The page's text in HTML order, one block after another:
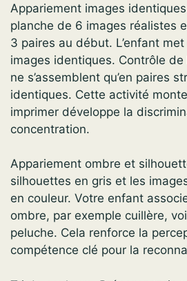
Appariement images
planche de 6 images réalistes
3 paires au début. L’enfant
images identiques. Contrôle de
ne s’assemblent qu’en paires
identiques. Cette activité
imprimer développe la
concentration.
Appariement ombre et
silhouettes en gris et les
en couleur. Votre enfant
ombre, par exemple cuillère,
peluche. Cela renforce la
compétence clé pour la